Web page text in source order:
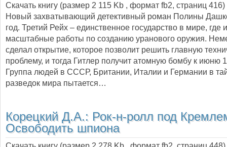
Скачать книгу (размер 2 115 Kb , формат fb2, страниц 416)
Новый захватывающий детективный роман Полины
год. Третий Рейх – единственное государство в мире, где
масштабные работы по созданию уранового оружия.
сделал открытие, которое позволит решить главную
проблему, и тогда Гитлер получит атомную бомбу к июню
Группа людей в СССР, Британии, Италии и Германии в
разведок мира пытается…
Корецкий Д.А.: Рок-н-ролл под
Освободить шпиона